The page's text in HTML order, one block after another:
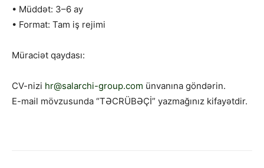
• Müddət: 3–6 ay
• Format: Tam iş rejimi
Müraciət qaydası:
CV-nizi hr@salarchi-group.com ünvanına göndərin.
E-mail mövzusunda “TƏCRÜBƏÇİ” yazmağınız kifayətdir.